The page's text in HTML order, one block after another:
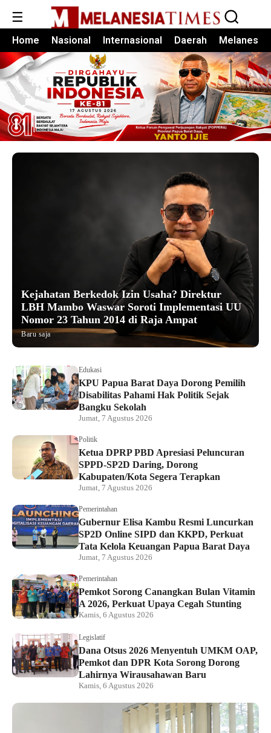
☰
Home Nasional Internasional Daerah Melanesia
Kejahatan Berkedok Izin Usaha? Direktur
LBH Mambo Waswar Soroti Implementasi UU
Nomor 23 Tahun 2014 di Raja Ampat
Baru saja
Edukasi
KPU Papua Barat Daya Dorong Pemilih
Disabilitas Pahami Hak Politik Sejak
Bangku Sekolah
Jumat, 7 Agustus 2026
Politik
Ketua DPRP PBD Apresiasi Peluncuran
SPPD-SP2D Daring, Dorong
Kabupaten/Kota Segera Terapkan
Jumat, 7 Agustus 2026
Pemerintahan
Gubernur Elisa Kambu Resmi Luncurkan
SP2D Online SIPD dan KKPD, Perkuat
Tata Kelola Keuangan Papua Barat Daya
Jumat, 7 Agustus 2026
Pemerintahan
Pemkot Sorong Canangkan Bulan Vitamin
A 2026, Perkuat Upaya Cegah Stunting
Kamis, 6 Agustus 2026
Legislatif
Dana Otsus 2026 Menyentuh UMKM OAP,
Pemkot dan DPR Kota Sorong Dorong
Lahirnya Wirausahawan Baru
Kamis, 6 Agustus 2026